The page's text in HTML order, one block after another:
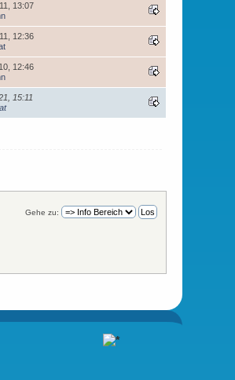
13:07
12:36
12:46
15:11
Gehe zu: